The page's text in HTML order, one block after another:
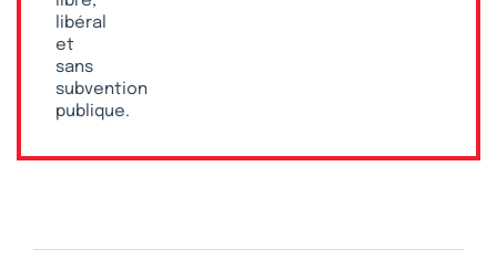
libéral
et
sans
subvention
publique.